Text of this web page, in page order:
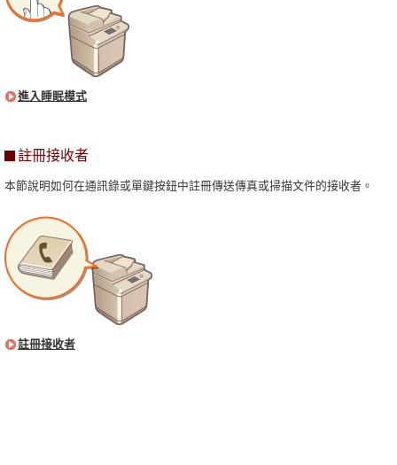
進入睡眠模式
註冊接收者
本節說明如何在通訊錄或單鍵按鈕中註冊傳送傳真或掃描文件的接收者。
註冊接收者